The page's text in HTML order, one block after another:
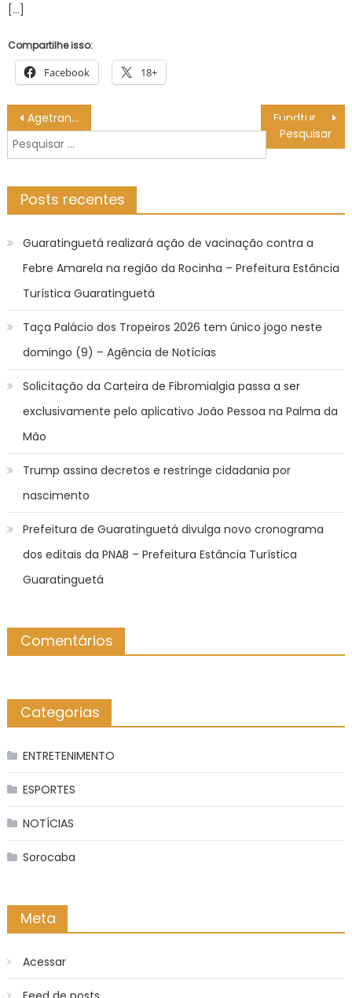
[…]
Compartilhe isso:
Facebook 18+
Navegação
de
Post
Agetran informa interdições deste sábado – CGNotícias
Pesquisar
por:
Posts recentes
Guaratinguetá realizará ação de vacinação contra a
Febre Amarela na região da Rocinha – Prefeitura Estância
Turística Guaratinguetá
Taça Palácio dos Tropeiros 2026 tem único jogo neste
domingo (9) – Agência de Notícias
Solicitação da Carteira de Fibromialgia passa a ser
exclusivamente pelo aplicativo João Pessoa na Palma da
Mão
Trump assina decretos e restringe cidadania por
nascimento
Prefeitura de Guaratinguetá divulga novo cronograma
dos editais da PNAB – Prefeitura Estância Turística
Guaratinguetá
Comentários
Categorias
ENTRETENIMENTO
ESPORTES
NOTÍCIAS
Sorocaba
Meta
Acessar